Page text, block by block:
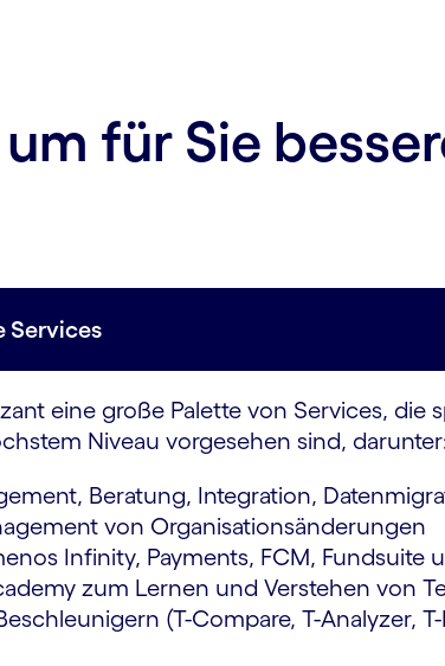
für Sie
Services
eine große Palette von Services, die
Niveau vorgesehen sind,
Beratung, Integration,
von Organisationsänderungen
Infinity, Payments, FCM, Fundsuite
zum Lernen und Verstehen von
(T-Compare, T-Analyzer,